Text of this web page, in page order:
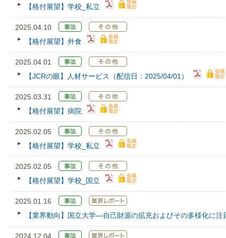
【格付展望】学校_私立
2025.04.10
【格付展望】外食
2025.04.01
【JCRの眼】人材サービス（配信日：2025/04/01）
2025.03.31
【格付展望】病院
2025.02.05
【格付展望】学校_私立
2025.02.05
【格付展望】学校_国立
2025.01.16
【業界動向】国立大学―自己財源の拡充およびその多様化に
2024.12.04